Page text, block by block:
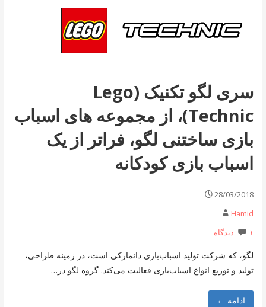
سری لگو تکنیک (Lego
Technic)، از مجموعه های اسباب
بازی ساختنی لگو، فراتر از یک
اسباب بازی کودکانه
28/03/2018
Hamid
۱ دیدگاه
لگو، که شرکت تولید اسباب‌بازی دانمارکی است، در زمینه طراحی،
تولید و توزیع انواع اسباب‌بازی فعالیت می‌کند. گروه لگو در…
ادامه ←